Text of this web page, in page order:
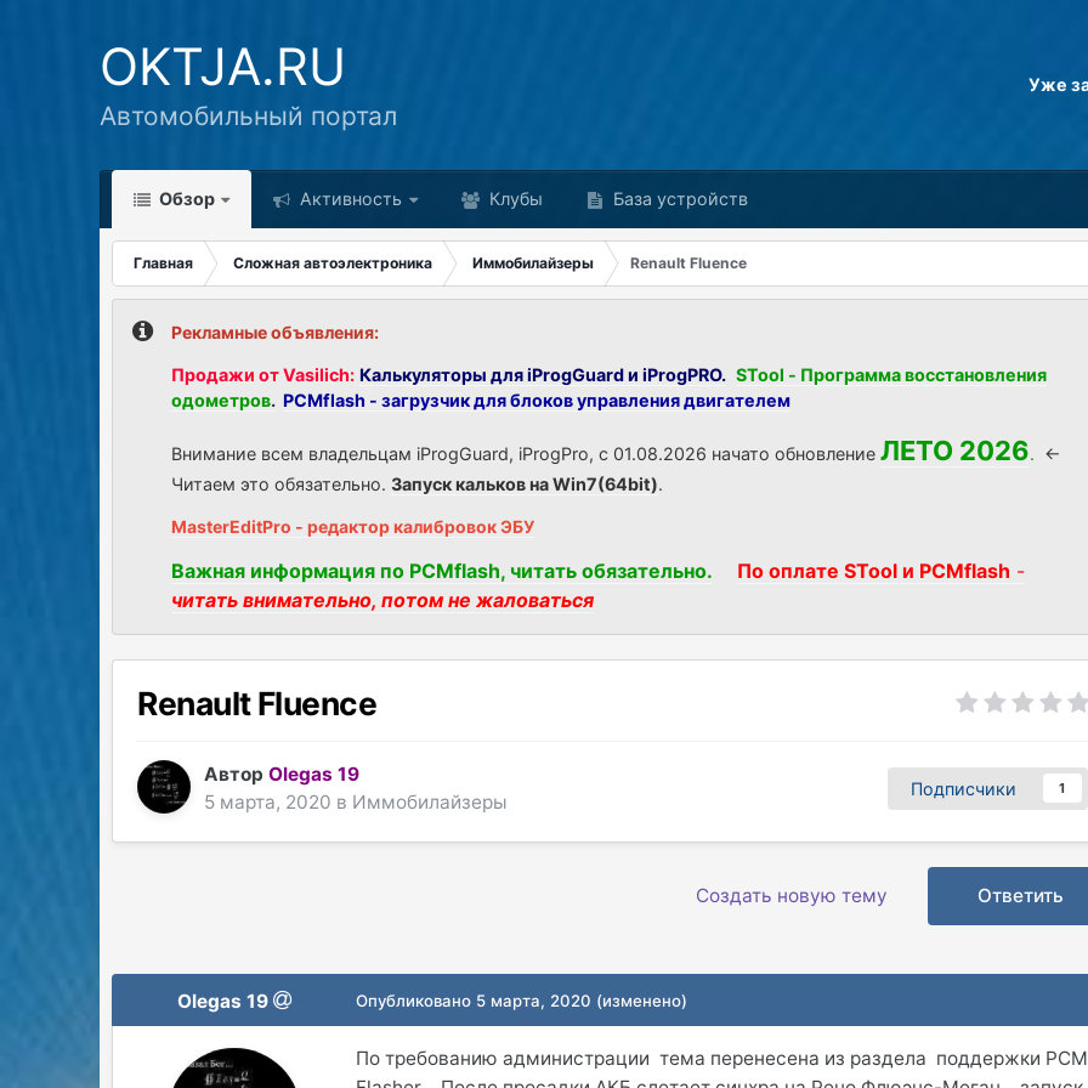
OKTJA.RU
Автомобильный портал
Уже
Обзор Активность Клубы База устройств
Главная Сложная автоэлектроника Иммобилайзеры Renault Fluence
Рекламные объявления:
Продажи от Vasilich: Калькуляторы для iProgGuard и iProgPRO. STool - Программа восстановления
одометров. PCMflash - загрузчик для блоков управления двигателем
Внимание всем владельцам iProgGuard, iProgPro, с 01.08.2026 начато обновлениеЛЕТО 2026. <-
Читаем это обязательно.Запуск кальков на Win7(64bit).
MasterEditPro - редактор калибровок ЭБУ
Важная информация по PCMflash, читать обязательно. По оплате STool и PCMflash -
читать внимательно, потом не жаловаться
Renault Fluence
АвторOlegas 19
5 марта, 2020 в Иммобилайзеры
Подписчики 1
Ответить
Создать новую тему
Olegas 19 Опубликовано 5 марта, 2020 (изменено)
По требованию администрации тема перенесена из раздела поддержки PCM